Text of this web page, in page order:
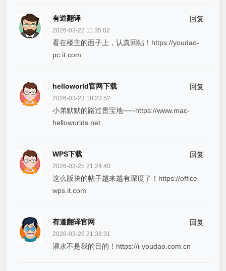
有道翻译 回复
2026-03-22 11:35:02
看在楼主的面子上，认真回帖！https://youdao-
pc.it.com
helloworld官网下载 回复
2026-03-23 18:23:52
小弟默默的路过贵宝地~~~https://www.mac-
helloworlds.net
WPS下载 回复
2026-03-25 21:24:40
这么版块的帖子越来越有深度了！https://office-
wps.it.com
有道翻译官网 回复
2026-03-26 21:38:31
灌水不是我的目的！https://i-youdao.com.cn